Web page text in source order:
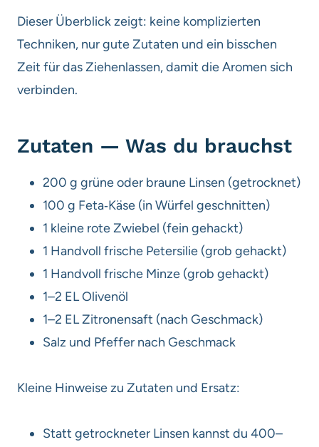
Dieser Überblick zeigt: keine komplizierten
Techniken, nur gute Zutaten und ein bisschen
Zeit für das Ziehenlassen, damit die Aromen sich
verbinden.
Zutaten — Was du brauchst
200 g grüne oder braune Linsen (getrocknet)
100 g Feta‑Käse (in Würfel geschnitten)
1 kleine rote Zwiebel (fein gehackt)
1 Handvoll frische Petersilie (grob gehackt)
1 Handvoll frische Minze (grob gehackt)
1–2 EL Olivenöl
1–2 EL Zitronensaft (nach Geschmack)
Salz und Pfeffer nach Geschmack
Kleine Hinweise zu Zutaten und Ersatz:
Statt getrockneter Linsen kannst du 400–